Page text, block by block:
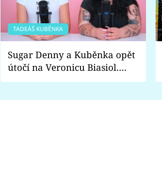
TADEÁŠ KUBĚNKA
Sugar Denny a Kuběnka opět
útočí na Veronicu Biasiol.
Proč je podle nich falešná a